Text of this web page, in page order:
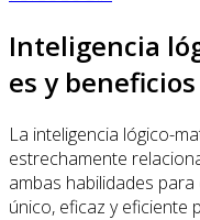
Inteligencia
es y beneficios
La inteligencia lógico-
estrechamente
ambas habilidades
único, eficaz y eficiente